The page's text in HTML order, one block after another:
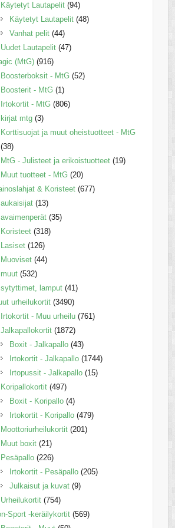
Käytetyt Lautapelit (94)
Käytetyt Lautapelit (48)
Vanhat pelit (44)
Uudet Lautapelit (47)
(MtG) (916)
Boosterboksit - MtG (52)
Boosterit - MtG (1)
Irtokortit - MtG (806)
kirjat mtg (3)
Korttisuojat ja muut oheistuotteet - MtG
(38)
MtG - Julisteet ja erikoistuotteet (19)
Muut tuotteet - MtG (20)
& Koristeet (677)
aukaisijat (13)
avaimenperät (35)
Koristeet (318)
Lasiset (126)
Muoviset (44)
muut (532)
sytyttimet, lamput (41)
urheilukortit (3490)
Irtokortit - Muu urheilu (761)
Jalkapallokortit (1872)
Boxit - Jalkapallo (43)
Irtokortit - Jalkapallo (1744)
Irtopussit - Jalkapallo (15)
Koripallokortit (497)
Boxit - Koripallo (4)
Irtokortit - Koripallo (479)
Moottoriurheilukortit (201)
Muut boxit (21)
Pesäpallo (226)
Irtokortit - Pesäpallo (205)
Julkaisut ja kuvat (9)
Urheilukortit (754)
Sport -keräilykortit (569)